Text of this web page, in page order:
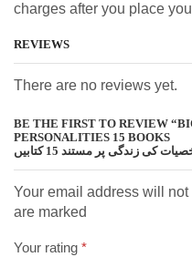
charges after you place
REVIEWS
There are no reviews yet.
BE THE FIRST TO REVIEW
PERSONALITIES 15 BOOKS
Your email address will
are marked
Your rating *